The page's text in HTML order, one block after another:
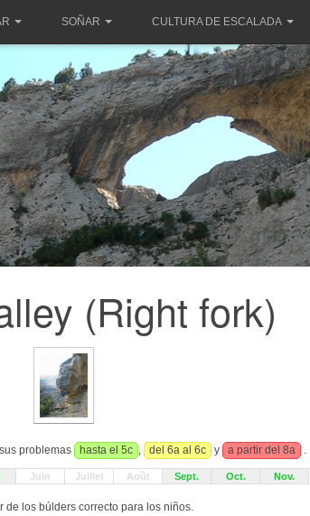
SOÑAR CULTURA DE ESCALADA
(Right fork)
problemas hasta el 5c , del 6a al 6c y a partir del 8a .
Juin Juillet Août Sept. Oct. Nov.
de los búlders correcto para los niños.